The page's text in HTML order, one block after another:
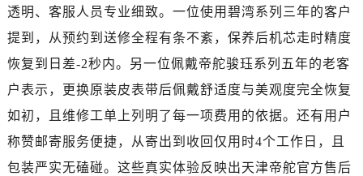
新疆维吾尔自治区乌鲁木齐市天山区红山路26号时代广场（CCMALL）C座17层17-B帝舵售后服务中心（需提前预约）
浙江省温州市鹿城区锦绣路1067号置信广场10层1015室帝舵售后服务中心（需提前预约）
黑龙江省哈尔滨市道里区友谊西路600号富力中心T2座写字楼29层03室室帝舵售后服务中心（需提前预约）
辽宁省大连市中山区人民路15号国际金融大厦7层G室帝舵售后服务中心（需提前预约）
广东省佛山市禅城区季华五路57号万科金融中心C座12层1205室帝舵售后服务中心（需提前预约）
透明、客服人员专业细致。一位使用碧湾系列三年的客户
提到，从预约到送修全程有条不紊，保养后机芯走时精度
恢复到日差-2秒内。另一位佩戴帝舵骏珏系列五年的老客
户表示，更换原装皮表带后佩戴舒适度与美观度完全恢复
如初，且维修工单上列明了每一项费用的依据。还有用户
称赞邮寄服务便捷，从寄出到收回仅用时4个工作日，且
包装严实无磕碰。这些真实体验反映出天津帝舵官方售后